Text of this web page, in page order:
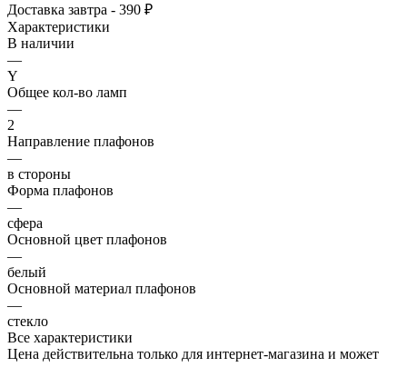
Доставка завтра - 390 ₽
Характеристики
В наличии
—
Y
Общее кол-во ламп
—
2
Направление плафонов
—
в стороны
Форма плафонов
—
сфера
Основной цвет плафонов
—
белый
Основной материал плафонов
—
стекло
Все характеристики
Цена действительна только для интернет-магазина и может